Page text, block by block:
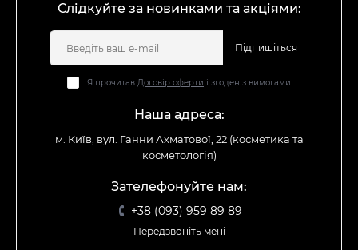
Слідкуйте за новинками та акціями:
Підпишіться
Я прочитав Договір оферти і згоден з вимогами
Наша адреса:
м. Київ, вул. Ганни Ахматової, 22 (косметика та
косметологія)
Зателефонуйте нам:
+38 (093) 959 89 89
Передзвоніть мені